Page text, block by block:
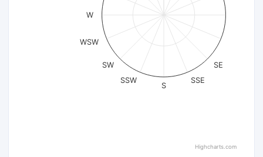
SE
SSE
S
SSW
SW
WSW
W
Highcharts.com